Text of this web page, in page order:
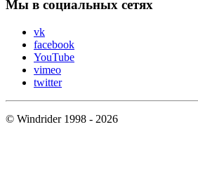
Мы в социальных сетях
vk
facebook
YouTube
vimeo
twitter
© Windrider 1998 - 2026